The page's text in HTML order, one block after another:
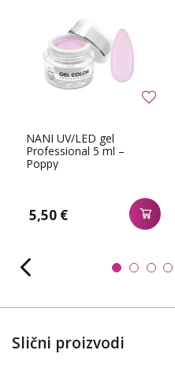
NANI UV/LED gel
Professional 5 ml –
Poppy
5,50 €
Slični proizvodi